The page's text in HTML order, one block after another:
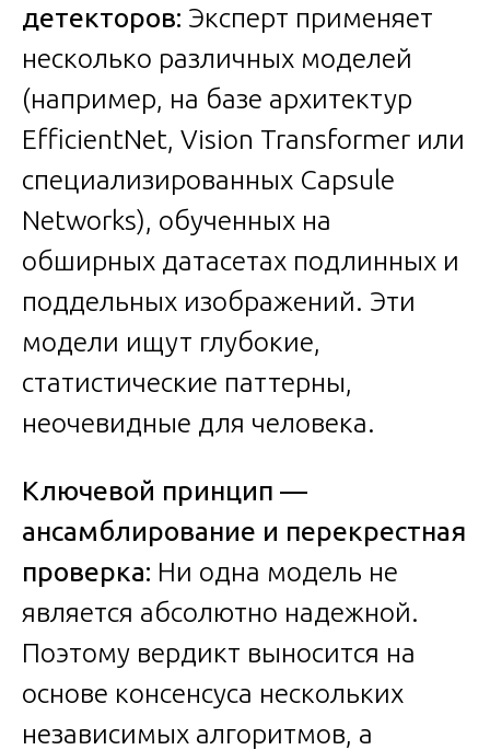
детекторов: Эксперт применяет
несколько различных моделей
(например, на базе архитектур
EfficientNet, Vision Transformer или
специализированных Capsule
Networks), обученных на
обширных датасетах подлинных и
поддельных изображений. Эти
модели ищут глубокие,
статистические паттерны,
неочевидные для человека.
Ключевой принцип —
ансамблирование и перекрестная
проверка: Ни одна модель не
является абсолютно надежной.
Поэтому вердикт выносится на
основе консенсуса нескольких
независимых алгоритмов, а